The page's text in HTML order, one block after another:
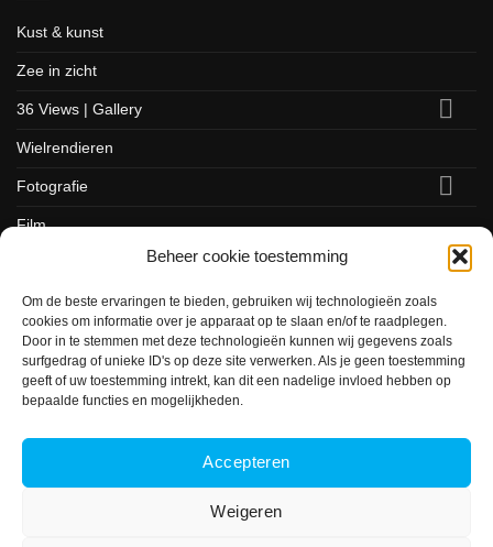
Beheer cookie toestemming
Om de beste ervaringen te bieden, gebruiken wij technologieën zoals
cookies om informatie over je apparaat op te slaan en/of te raadplegen.
Door in te stemmen met deze technologieën kunnen wij gegevens zoals
surfgedrag of unieke ID's op deze site verwerken. Als je geen toestemming
geeft of uw toestemming intrekt, kan dit een nadelige invloed hebben op
bepaalde functies en mogelijkheden.
Accepteren
Weigeren
Kust & kunst
Zee in zicht
36 Views | Gallery
Wielrendieren
Fotografie
Film
Website
Workshops
Portfolio